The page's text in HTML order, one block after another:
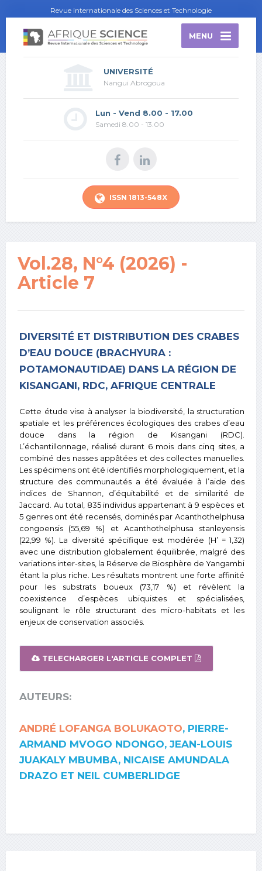
Revue internationale des Sciences et Technologie
MENU
UNIVERSITÉ
Nangui Abrogoua
Lun - Vend 8.00 - 17.00
Samedi 8.00 - 13.00
ISSN 1813-548X
Vol.28, N°4 (2026) -
Article 7
DIVERSITÉ ET DISTRIBUTION DES CRABES
D’EAU DOUCE (BRACHYURA :
POTAMONAUTIDAE) DANS LA RÉGION DE
KISANGANI, RDC, AFRIQUE CENTRALE
Cette étude vise à analyser la biodiversité, la structuration
spatiale et les préférences écologiques des crabes d’eau
douce dans la région de Kisangani (RDC).
L’échantillonnage, réalisé durant 6 mois dans cinq sites, a
combiné des nasses appâtées et des collectes manuelles.
Les spécimens ont été identifiés morphologiquement, et la
structure des communautés a été évaluée à l’aide des
indices de Shannon, d’équitabilité et de similarité de
Jaccard. Au total, 835 individus appartenant à 9 espèces et
5 genres ont été recensés, dominés par Acanthothelphusa
congoensis (55,69 %) et Acanthothelphusa stanleyensis
(22,99 %). La diversité spécifique est modérée (H’ = 1,32)
avec une distribution globalement équilibrée, malgré des
variations inter-sites, la Réserve de Biosphère de Yangambi
étant la plus riche. Les résultats montrent une forte affinité
pour les substrats boueux (73,17 %) et révèlent la
coexistence d’espèces ubiquistes et spécialisées,
soulignant le rôle structurant des micro-habitats et les
enjeux de conservation associés.
TELECHARGER L'ARTICLE COMPLET
AUTEURS:
ANDRÉ LOFANGA BOLUKAOTO, PIERRE-
ARMAND MVOGO NDONGO, JEAN-LOUIS
JUAKALY MBUMBA, NICAISE AMUNDALA
DRAZO ET NEIL CUMBERLIDGE